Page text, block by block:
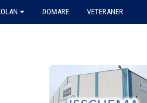
DOMARE VETERANER